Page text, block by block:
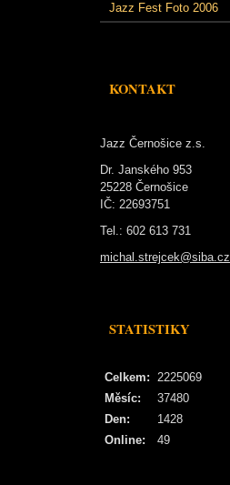
Jazz Fest Foto 2006
KONTAKT
Jazz Černošice z.s.
Dr. Janského 953
25228 Černošice
IČ: 22693751
Tel.: 602 613 731
michal.strejcek@siba.cz
STATISTIKY
Online: 49
Celkem: 2225069
Měsíc:
37480
Den:
1428